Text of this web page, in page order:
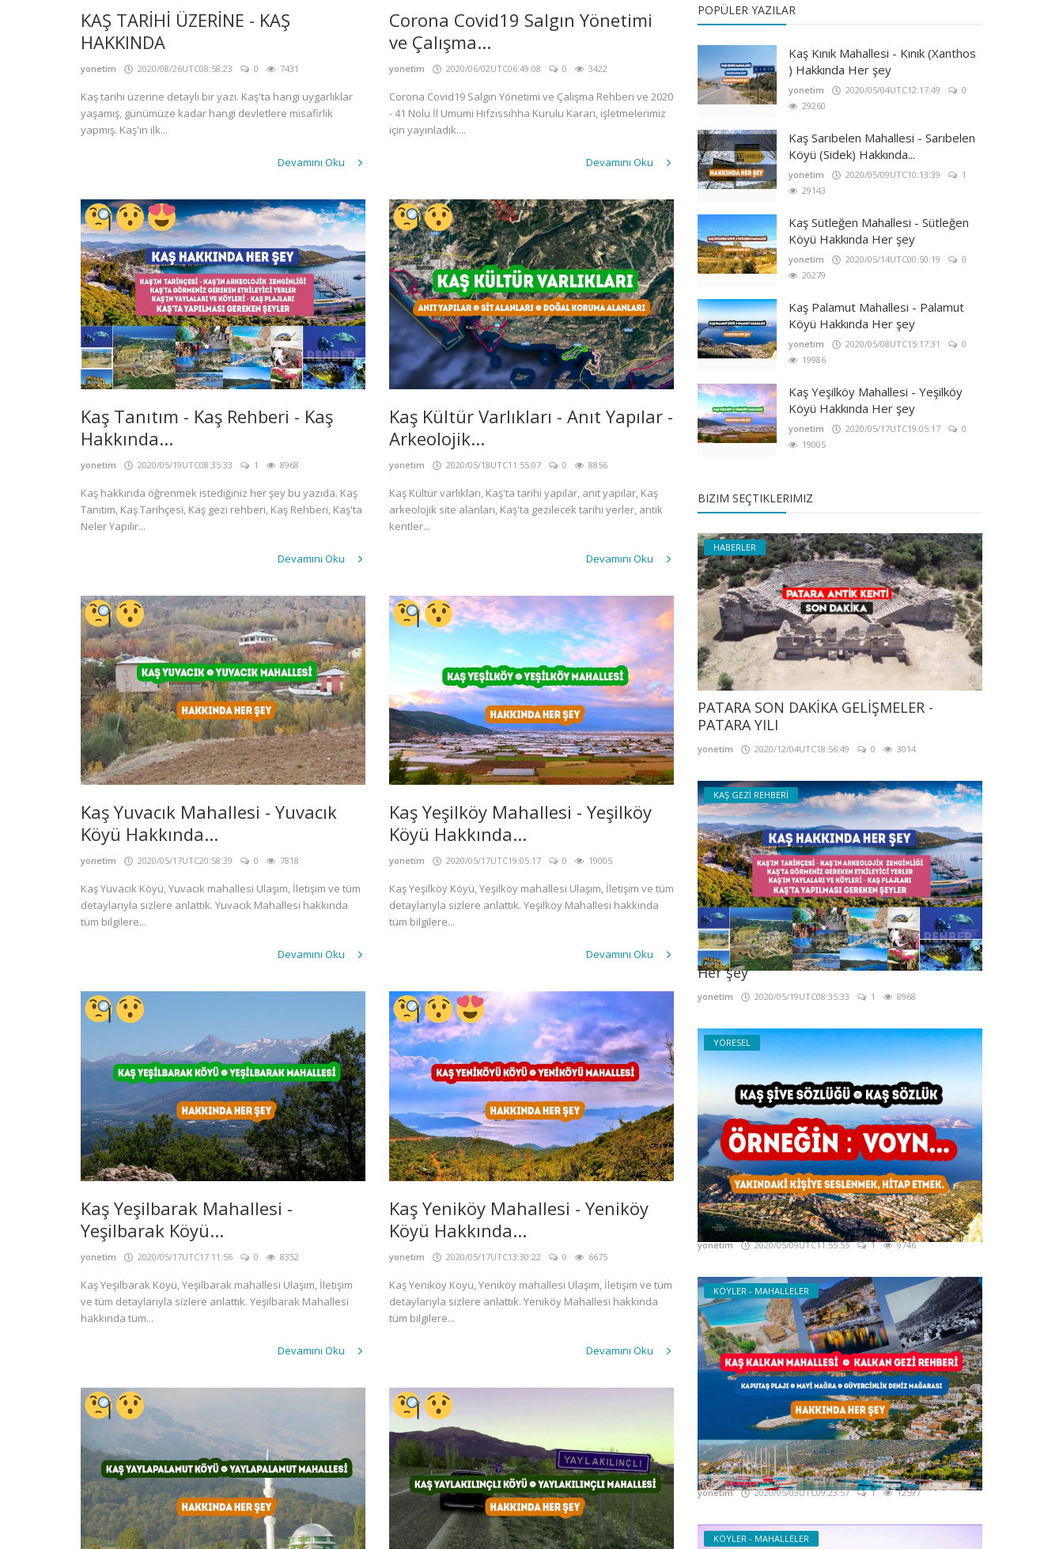
KAŞ TARİHİ ÜZERİNE - KAŞ
HAKKINDA
yonetim 2020/08/26UTC08:58:23 0 7431
Kaş tarihi üzerine detaylı bir yazı. Kaş'ta hangi uygarlıklar
yaşamış, günümüze kadar hangi devletlere misafirlik
yapmış. Kaş'ın ilk...
Devamını Oku
Corona Covid19 Salgın Yönetimi
ve Çalışma...
yonetim 2020/06/02UTC06:49:08 0 3422
Corona Covid19 Salgın Yönetimi ve Çalışma Rehberi ve 2020
- 41 Nolu İl Umumi Hıfzıssıhha Kurulu Kararı, işletmelerimiz
için yayınladık....
Devamını Oku
Kaş Tanıtım - Kaş Rehberi - Kaş
Hakkında...
yonetim 2020/05/19UTC08:35:33 1 8968
Kaş hakkında öğrenmek istediğiniz her şey bu yazıda. Kaş
Tanıtım, Kaş Tarihçesi, Kaş gezi rehberi, Kaş Rehberi, Kaş'ta
Neler Yapılır...
Devamını Oku
Kaş Kültür Varlıkları - Anıt Yapılar -
Arkeolojik...
yonetim 2020/05/18UTC11:55:07 0 8856
Kaş Kültür varlıkları, Kaş'ta tarihi yapılar, anıt yapılar, Kaş
arkeolojik site alanları, Kaş'ta gezilecek tarihi yerler, antik
kentler...
Devamını Oku
Kaş Yuvacık Mahallesi - Yuvacık
Köyü Hakkında...
yonetim 2020/05/17UTC20:58:39 0 7818
Kaş Yuvacık Köyü, Yuvacık mahallesi Ulaşım, İletişim ve tüm
detaylarıyla sizlere anlattık. Yuvacık Mahallesi hakkında
tüm bilgilere...
Devamını Oku
Kaş Yeşilköy Mahallesi - Yeşilköy
Köyü Hakkında...
yonetim 2020/05/17UTC19:05:17 0 19005
Kaş Yeşilköy Köyü, Yeşilköy mahallesi Ulaşım, İletişim ve tüm
detaylarıyla sizlere anlattık. Yeşilköy Mahallesi hakkında
tüm bilgilere...
Devamını Oku
Kaş Yeşilbarak Mahallesi -
Yeşilbarak Köyü...
yonetim 2020/05/17UTC17:11:56 0 8352
Kaş Yeşilbarak Köyü, Yeşilbarak mahallesi Ulaşım, İletişim
ve tüm detaylarıyla sizlere anlattık. Yeşilbarak Mahallesi
hakkında tüm...
Devamını Oku
Kaş Yeniköy Mahallesi - Yeniköy
Köyü Hakkında...
yonetim 2020/05/17UTC13:30:22 0 6675
Kaş Yeniköy Köyü, Yeniköy mahallesi Ulaşım, İletişim ve tüm
detaylarıyla sizlere anlattık. Yeniköy Mahallesi hakkında
tüm bilgilere...
Devamını Oku
POPÜLER YAZILAR
Kaş Kınık Mahallesi - Kınık (Xanthos
) Hakkında Her şey
yonetim 2020/05/04UTC12:17:49
0
29260
Kaş Sarıbelen Mahallesi - Sarıbelen
Köyü (Sidek) Hakkında...
yonetim 2020/05/09UTC10:13:39
1
29143
Kaş Sütleğen Mahallesi - Sütleğen
Köyü Hakkında Her şey
yonetim 2020/05/14UTC00:50:19
0
20279
Kaş Palamut Mahallesi - Palamut
Köyü Hakkında Her şey
yonetim 2020/05/08UTC15:17:31
0
19986
Kaş Yeşilköy Mahallesi - Yeşilköy
Köyü Hakkında Her şey
yonetim 2020/05/17UTC19:05:17
0
19005
BIZIM SEÇTIKLERIMIZ
HABERLER
PATARA SON DAKİKA GELİŞMELER -
PATARA YILI
yonetim 2020/12/04UTC18:56:49 0 3014
KAŞ GEZİ REHBERİ
Kaş Tanıtım - Kaş Rehberi - Kaş Hakkında
Her şey
yonetim 2020/05/19UTC08:35:33 1 8968
YÖRESEL
Kaş Ağız Sözlüğü - Kaş Yerel Sözlüğü - Kaş
Ağzı
yonetim 2020/05/09UTC11:55:55 1 9746
KÖYLER - MAHALLELER
Kaş Kalkan - Kalkan Gezi Rehberi
Hakkında Her şey
yonetim 2020/05/03UTC09:23:57 1 12597
KÖYLER - MAHALLELER